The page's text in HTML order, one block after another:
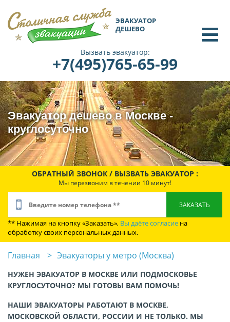
ЭВАКУАТОР
ДЕШЕВО
Вызвать эвакуатор:
+7(495)765-65-99
Эвакуатор дешево в Москве -
круглосуточно
ОБРАТНЫЙ ЗВОНОК / ВЫЗВАТЬ ЭВАКУАТОР :
Мы перезвоним в течении 10 минут!
** Нажимая на кнопку «Заказать», Вы даёте согласие на
обработку своих персональных данных.
Главная Эвакуаторы у метро (Москва)
НУЖЕН ЭВАКУАТОР В МОСКВЕ ИЛИ ПОДМОСКОВЬЕ
КРУГЛОСУТОЧНО? МЫ ГОТОВЫ ВАМ ПОМОЧЬ!
НАШИ ЭВАКУАТОРЫ РАБОТАЮТ В МОСКВЕ,
МОСКОВСКОЙ ОБЛАСТИ, РОССИИ И НЕ ТОЛЬКО. МЫ